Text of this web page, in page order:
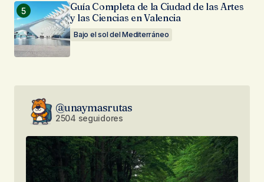
Guía Completa de la Ciudad de las Artes
y las Ciencias en Valencia
Bajo el sol del Mediterráneo
@unaymasrutas
2504 seguidores